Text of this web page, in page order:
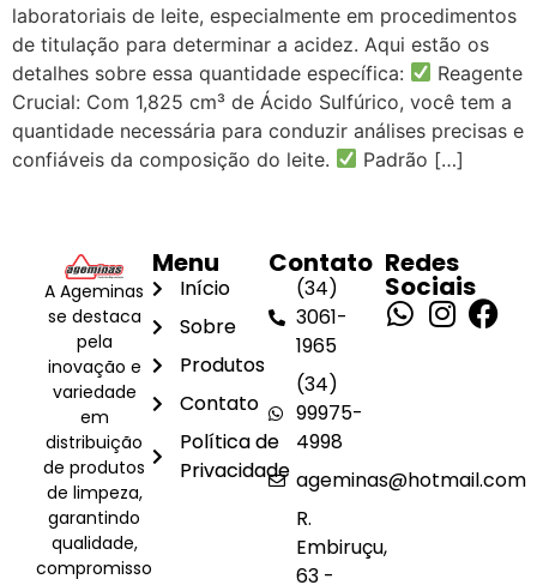
laboratoriais de leite, especialmente em procedimentos
de titulação para determinar a acidez. Aqui estão os
detalhes sobre essa quantidade específica:
Reagente
Crucial: Com 1,825 cm³ de Ácido Sulfúrico, você tem a
quantidade necessária para conduzir análises precisas e
confiáveis da composição do leite.
Padrão […]
A Ageminas
se destaca
pela
inovação e
variedade
em
distribuição
de produtos
de limpeza,
garantindo
qualidade,
compromisso
Menu
Início
Sobre
Produtos
Contato
Política de
Privacidade
Contato
(34)
3061-
1965
(34)
99975-
4998
ageminas@hotmail.com
R.
Embiruçu,
63 -
Redes
Sociais